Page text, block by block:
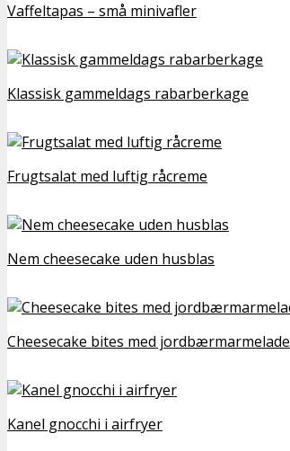
Vaffeltapas – små minivafler
Klassisk gammeldags rabarberkage
Frugtsalat med luftig råcreme
Nem cheesecake uden husblas
Cheesecake bites med jordbærmarmelade
Kanel gnocchi i airfryer